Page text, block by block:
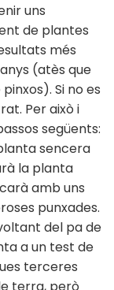
uns
de plantes
més
(atès que
Si no es
Per això i
següents:
sencera
la planta
amb uns
punxades.
del pa de
a un test de
terceres